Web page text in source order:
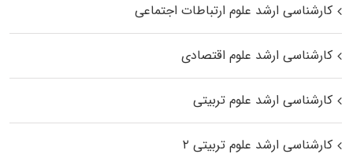
کارشناسی ارشد علوم ارتباطات اجتماعی
کارشناسی ارشد علوم اقتصادی
کارشناسی ارشد علوم تربیتی
کارشناسی ارشد علوم تربیتی ۲